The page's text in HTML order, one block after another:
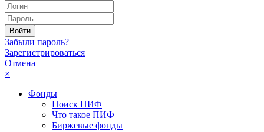
Забыли пароль?
Зарегистрироваться
Отмена
×
Фонды
Поиск ПИФ
Что такое ПИФ
Биржевые фонды